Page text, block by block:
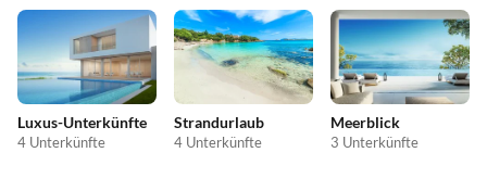
Luxus-Unterkünfte
4 Unterkünfte
Strandurlaub
4 Unterkünfte
Meerblick
3 Unterkünfte